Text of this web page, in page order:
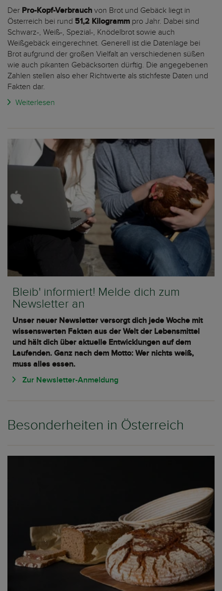
Der Pro-Kopf-Verbrauch von Brot und Gebäck liegt in
Österreich bei rund 51,2 Kilogramm pro Jahr. Dabei sind
Schwarz-, Weiß-, Spezial-, Knödelbrot sowie auch
Weißgebäck eingerechnet. Generell ist die Datenlage bei
Brot aufgrund der großen Vielfalt an verschiedenen süßen
wie auch pikanten Gebäcksorten dürftig. Die angegebenen
Zahlen stellen also eher Richtwerte als stichfeste Daten und
Fakten dar.
Weiterlesen
Bleib' informiert! Melde dich zum
Newsletter an
Unser neuer Newsletter versorgt dich jede Woche mit
wissenswerten Fakten aus der Welt der Lebensmittel
und hält dich über aktuelle Entwicklungen auf dem
Laufenden. Ganz nach dem Motto: Wer nichts weiß,
muss alles essen.
Zur Newsletter-Anmeldung
Besonderheiten in Österreich